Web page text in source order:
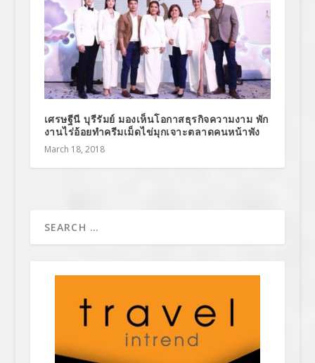
เศรษฐีนี บุรีรัมย์ มองเห็นโอกาสธุรกิจความงาม พัก
งานไร่อ้อยทำครีมเม็ดไข่มุกเจาะตลาดคนหน้าพัง
March 18, 2018